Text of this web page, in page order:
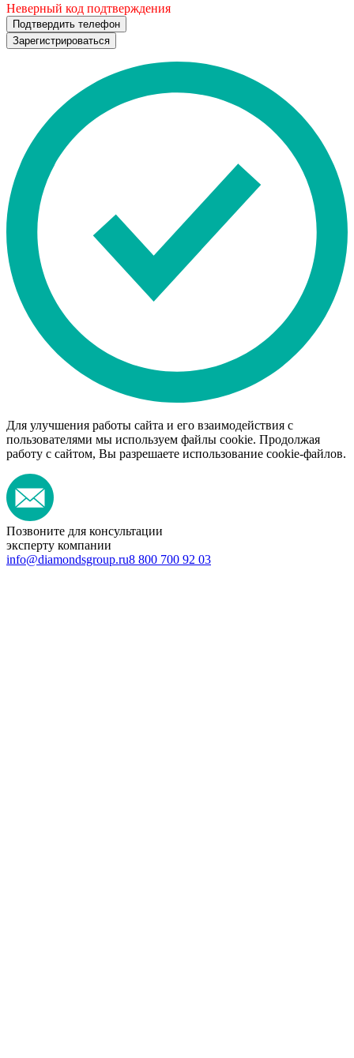
Неверный код подтверждения
Подтвердить телефон
Зарегистрироваться
Для улучшения работы сайта и его взаимодействия с
пользователями мы используем файлы cookie. Продолжая
работу с сайтом, Вы разрешаете использование cookie-файлов.
Позвоните для консультации
эксперту компании
info@diamondsgroup.ru8 800 700 92 03